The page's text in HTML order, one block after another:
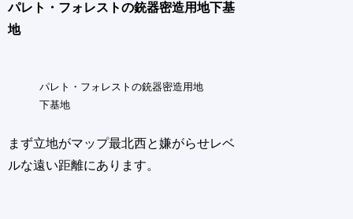
パレト・フォレストの銃器密造用地下基
地
パレト・フォレストの銃器密造用地
下基地
まず立地がマップ最北西と嫌がらせレベ
ルな遠い距離にあります。